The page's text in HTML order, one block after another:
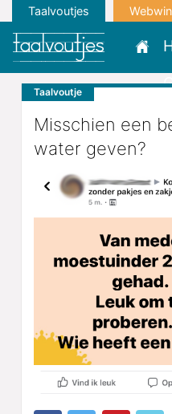
Taalvoutjes
Taalvoutje
Misschien een
water geven?